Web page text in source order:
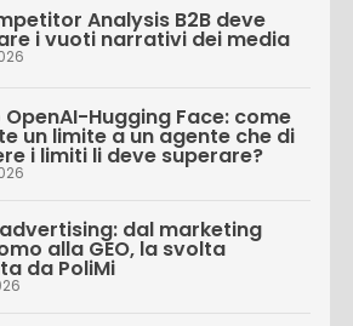
Analysis B2B deve
i vuoti narrativi dei media
OpenAI-Hugging Face: come
un limite a un agente che di
i limiti li deve superare?
dal marketing
alla GEO, la svolta
da PoliMi